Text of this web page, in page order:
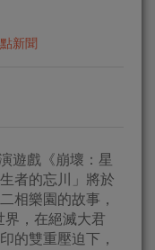
新聞
遊戲《崩壞：星
者的忘川」將於
相樂園的故事，
界，在絕滅大君
的雙重壓迫下，